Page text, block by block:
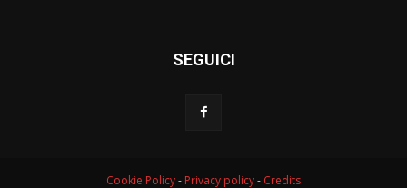
SEGUICI
Cookie Policy- Privacy policy- Credits